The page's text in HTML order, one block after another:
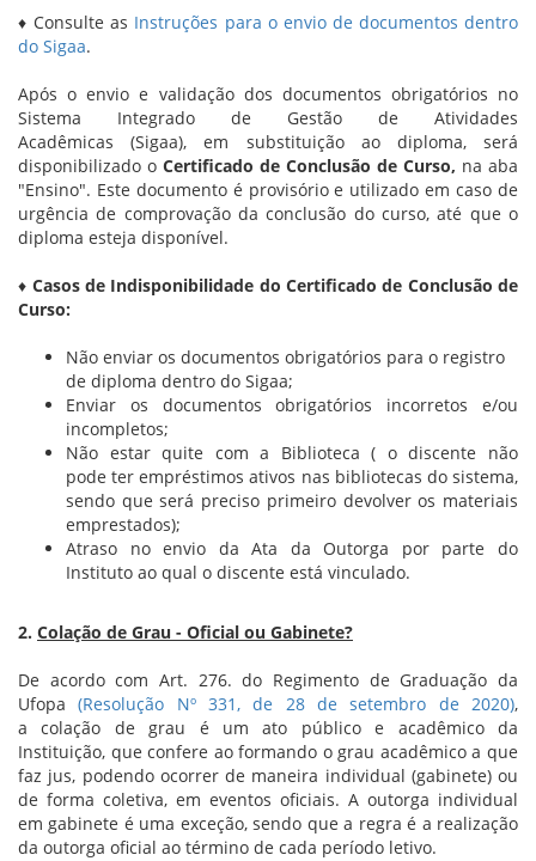
♦ Consulte as Instruções para o envio de documentos dentro
do Sigaa.
Após o envio e validação dos documentos obrigatórios no
Sistema Integrado de Gestão de Atividades
Acadêmicas (Sigaa), em substituição ao diploma, será
disponibilizado o Certificado de Conclusão de Curso, na aba
"Ensino". Este documento é provisório e utilizado em caso de
urgência de comprovação da conclusão do curso, até que o
diploma esteja disponível.
♦ Casos de Indisponibilidade do Certificado de Conclusão de
Curso:
Não enviar os documentos obrigatórios para o registro
de diploma dentro do Sigaa;
Enviar os documentos obrigatórios incorretos e/ou
incompletos;
Não estar quite com a Biblioteca ( o discente não
pode ter empréstimos ativos nas bibliotecas do sistema,
sendo que será preciso primeiro devolver os materiais
emprestados);
Atraso no envio da Ata da Outorga por parte do
Instituto ao qual o discente está vinculado.
2. Colação de Grau - Oficial ou Gabinete?
De acordo com Art. 276. do Regimento de Graduação da
Ufopa(Resolução Nº 331, de 28 de setembro de 2020),
a colação de grau é um ato público e acadêmico da
Instituição, que confere ao formando o grau acadêmico a que
faz jus, podendo ocorrer de maneira individual (gabinete) ou
de forma coletiva, em eventos oficiais. A outorga individual
em gabinete é uma exceção, sendo que a regra é a realização
da outorga oficial ao término de cada período letivo.